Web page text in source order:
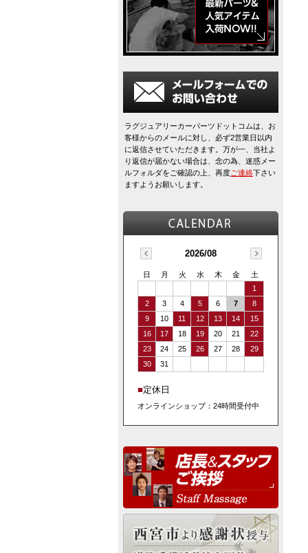
ラグジュアリーカーパーツドットコムは、お
客様からのメールに対し、必ず2営業日以内
に返信させていただきます。万が一、当社よ
り返信が届かない場合は、念の為、迷惑メー
ルフォルダをご確認の上、再度ご連絡下さい
ますようお願いします。
2026/08
日 月 火 水 木 金
土
1
2
3 4 5 6 7
8
9
10 11 12 13 14
15
16
17 18 19 20 21
22
23
24 25 26 27 28
29
30
31
■定休日
オンラインショップ：24時間受付中